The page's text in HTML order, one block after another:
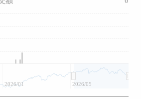
2026/01 2026/05